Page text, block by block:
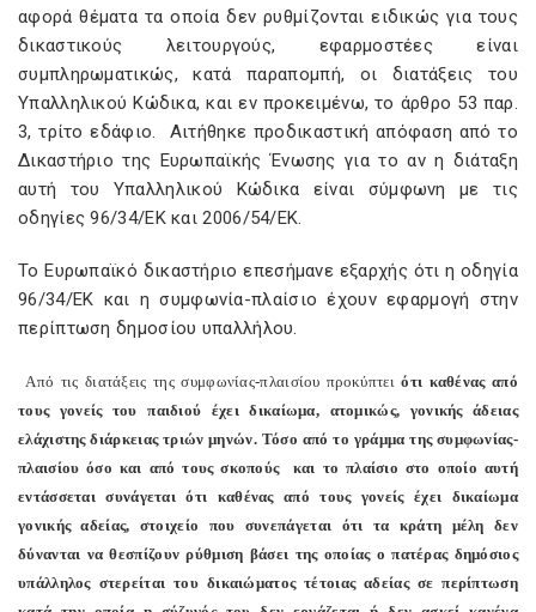
αφορά θέματα τα οποία δεν ρυθμίζονται ειδικώς για τους
δικαστικούς λειτουργούς, εφαρμοστέες είναι
συμπληρωματικώς, κατά παραπομπή, οι διατάξεις του
Υπαλληλικού Κώδικα, και εν προκειμένω, το άρθρο 53 παρ.
3, τρίτο εδάφιο. Αιτήθηκε προδικαστική απόφαση από το
Δικαστήριο της Ευρωπαϊκής Ένωσης για το αν η διάταξη
αυτή του Υπαλληλικού Κώδικα είναι σύμφωνη με τις
οδηγίες 96/34/ΕΚ και 2006/54/ΕΚ.
Το Ευρωπαϊκό δικαστήριο επεσήμανε εξαρχής ότι η οδηγία
96/34/ΕΚ και η συμφωνία-πλαίσιο έχουν εφαρμογή στην
περίπτωση δημοσίου υπαλλήλου.
Από τις διατάξεις της συμφωνίας-πλαισίου προκύπτειότι καθένας από
τους γονείς του παιδιού έχει δικαίωμα, ατομικώς, γονικής άδειας
ελάχιστης διάρκειας τριών μηνών. Τόσο από το γράμμα της συμφωνίας-
πλαισίου όσο και από τους σκοπούς και το πλαίσιο στο οποίο αυτή
εντάσσεται συνάγεται ότι καθένας από τους γονείς έχει δικαίωμα
γονικής αδείας, στοιχείο που συνεπάγεται ότι τα κράτη μέλη δεν
δύνανται να θεσπίζουν ρύθμιση βάσει της οποίας ο πατέρας δημόσιος
υπάλληλος στερείται του δικαιώματος τέτοιας αδείας σε περίπτωση